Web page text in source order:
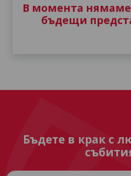
В момента
бъдещи
Бъдете в крак с